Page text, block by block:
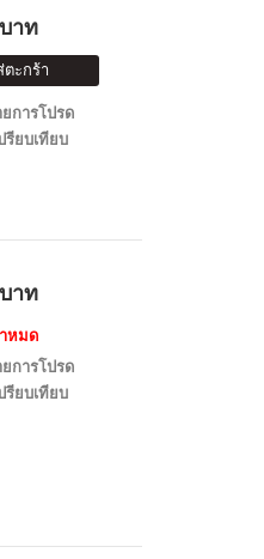
าท
ะกร้า
การโปรด
รียบเทียบ
าท
หมด
การโปรด
รียบเทียบ